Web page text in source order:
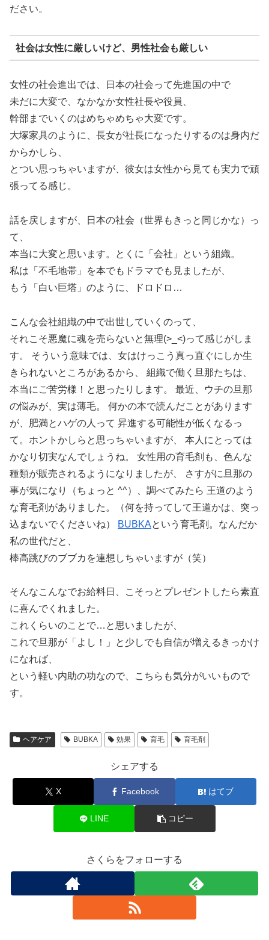
ださい。
社会は女性に厳しいけど、男性社会も厳しい
女性の社会進出では、日本の社会って先進国の中で
未だに大変で、なかなか女性社長や役員、
幹部までいくのはめちゃめちゃ大変です。
大塚家具のように、長女が社長になったりするのは身内だ
からかしら、
とつい思っちゃいますが、彼女は女性から見ても実力で頑
張ってる感じ。
話を戻しますが、日本の社会（世界もきっと同じかな）っ
て、
本当に大変と思います。とくに「会社」という組織。
私は「不毛地帯」を本でもドラマでも見ましたが、
もう「白い巨塔」のように、ドロドロ…
こんな会社組織の中で出世していくのって、
それこそ悪魔に魂を売らないと無理(>_<)って感じがしま
す。 そういう意味では、女はけっこう真っ直ぐにしか生
きられないところがあるから、 組織で働く旦那たちは、
本当にご苦労様！と思ったりします。 最近、ウチの旦那
の悩みが、実は薄毛。 何かの本で読んだことがあります
が、肥満とハゲの人って 昇進する可能性が低くなるっ
て。ホントかしらと思っちゃいますが、 本人にとっては
かなり切実なんでしょうね。 女性用の育毛剤も、色んな
種類が販売されるようになりましたが、 さすがに旦那の
事が気になり（ちょっと ^^）、調べてみたら 王道のよう
な育毛剤がありました。（何を持ってして王道かは、突っ
込まないでくださいね）
BUBKAという育毛剤。なんだか
私の世代だと、
棒高跳びのブブカを連想しちゃいますが（笑）
そんなこんなでお給料日、こそっとプレゼントしたら素直
に喜んでくれました。
これくらいのことで…と思いましたが、
これで旦那が「よし！」と少しでも自信が増えるきっかけ
になれば、
という軽い内助の功なので、こちらも気分がいいもので
す。
ヘアケア BUBKA 効果 育毛 育毛剤
シェアする
X Facebook はてブ
LINE コピー
さくらをフォローする